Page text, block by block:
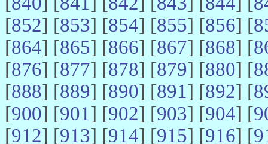
[852] [853] [854] [855] [856] [
[864] [865] [866] [867] [868] [
[876] [877] [878] [879] [880] [
[888] [889] [890] [891] [892] [
[900] [901] [902] [903] [904] [
[912] [913] [914] [915] [916] [